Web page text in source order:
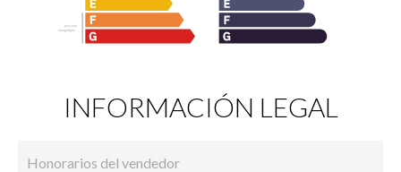
INFORMACIÓN LEGAL
Honorarios del vendedor